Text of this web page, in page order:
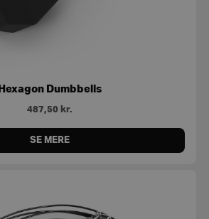
Hexagon Dumbbells
487,50 kr.
SE MERE